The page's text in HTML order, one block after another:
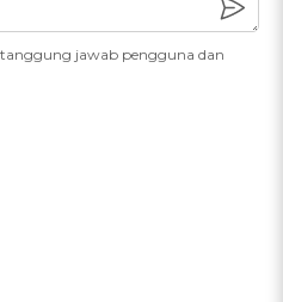
jawab pengguna dan